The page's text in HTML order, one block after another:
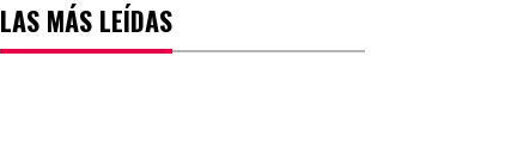
LAS MÁS LEÍDAS